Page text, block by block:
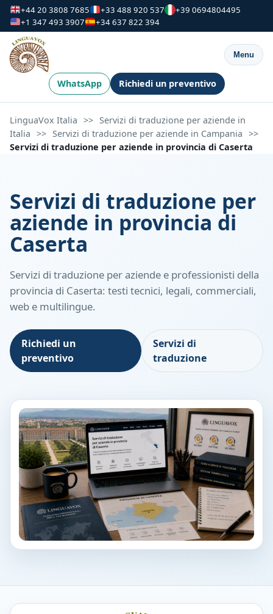
+44 20 3808 7685 +33 488 920 537
+39 0694804495
+1 347 493 3907
+34 637 822 394
Menu
WhatsApp Richiedi un preventivo
LinguaVox Italia >> Servizi di traduzione per aziende in
Italia >> Servizi di traduzione per aziende in Campania >>
Servizi di traduzione per aziende in provincia di Caserta
Servizi di traduzione per
aziende in provincia di
Caserta
Servizi di traduzione per aziende e professionisti della
provincia di Caserta: testi tecnici, legali, commerciali,
web e multilingue.
Richiedi un
preventivo
Servizi di
traduzione